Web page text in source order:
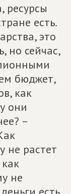
ресурсы
есть.
это
но сейчас,
бюджет,
как
они
–
не растет
не